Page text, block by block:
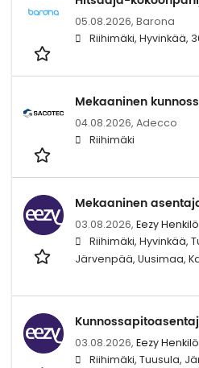
05.08.2026, Barona
Riihimäki, Hyvinkää,
Mekaaninen
04.08.2026, Adecco
Riihimäki
Mekaaninen
03.08.2026, Eezy
Riihimäki, Hyvinkää,
Järvenpää, Uusimaa,
03.08.2026, Eezy
Riihimäki, Tuusula,